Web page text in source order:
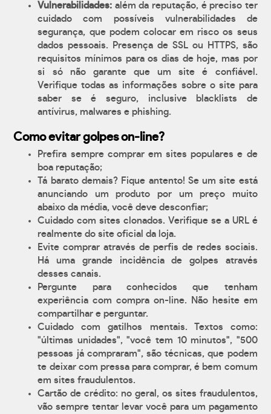
Vulnerabilidades: além da reputação, é preciso ter
cuidado com possíveis vulnerabilidades de
segurança, que podem colocar em risco os seus
dados pessoais. Presença de SSL ou HTTPS, são
requisitos mínimos para os dias de hoje, mas por
si só não garante que um site é confiável.
Verifique todas as informações sobre o site para
saber se é seguro, inclusive blacklists de
antívirus, malwares e phishing.
Como evitar golpes on-line?
Prefira sempre comprar em sites populares e de
boa reputação;
Tá barato demais? Fique antento! Se um site está
anunciando um produto por um preço muito
abaixo da média, você deve desconfiar;
Cuidado com sites clonados. Verifique se a URL é
realmente do site oficial da loja.
Evite comprar através de perfis de redes sociais.
Há uma grande incidência de golpes através
desses canais.
Pergunte para conhecidos que tenham
experiência com compra on-line. Não hesite em
compartilhar e perguntar.
Cuidado com gatilhos mentais. Textos como:
"últimas unidades", "você tem 10 minutos", "500
pessoas já compraram", são técnicas, que podem
te deixar com pressa para comprar, é bem comum
em sites fraudulentos.
Cartão de crédito: no geral, os sites fraudulentos,
vão sempre tentar levar você para um pagamento